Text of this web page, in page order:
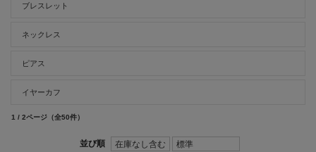
ブレスレット
ネックレス
ピアス
イヤーカフ
1 / 2ページ （全50件）